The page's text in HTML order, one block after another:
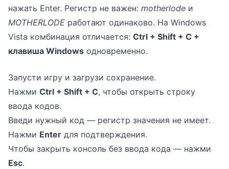
нажать Enter. Регистр не важен: motherlode и
MOTHERLODE работают одинаково. На Windows
Vista комбинация отличается: Ctrl + Shift + C +
клавиша Windows одновременно.
Запусти игру и загрузи сохранение.
Нажми Ctrl + Shift + C, чтобы открыть строку
ввода кодов.
Введи нужный код — регистр значения не имеет.
Нажми Enter для подтверждения.
Чтобы закрыть консоль без ввода кода — нажми
Esc.